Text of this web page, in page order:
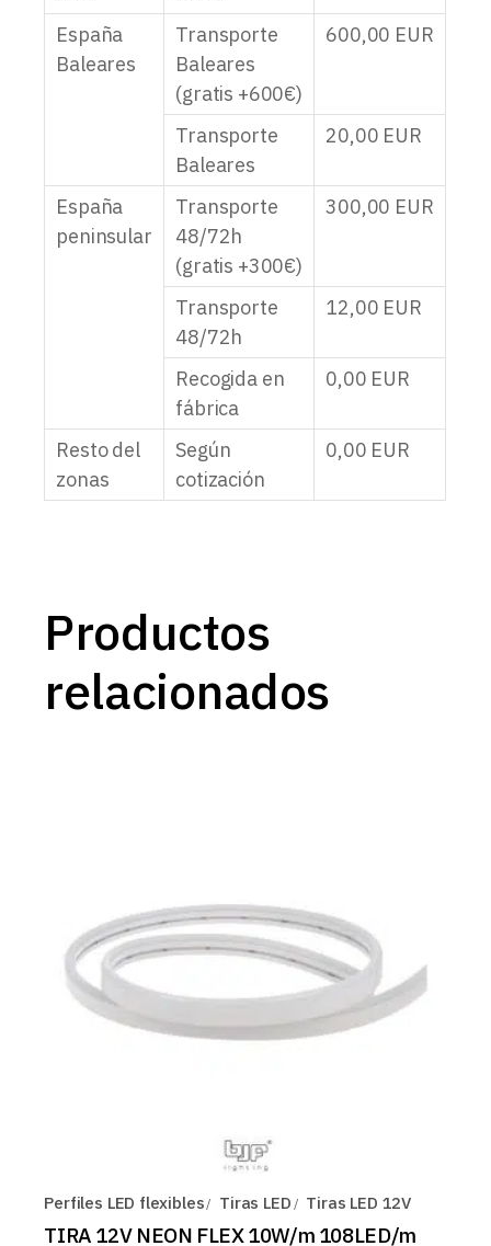
España
Baleares
Transporte
Baleares
(gratis +600€)
600,00 EUR
Transporte
Baleares
20,00 EUR
España
peninsular
Transporte
48/72h
(gratis +300€)
300,00 EUR
Transporte
48/72h
12,00 EUR
Recogida en
fábrica
0,00 EUR
Resto del
zonas
Según
cotización
0,00 EUR
Productos
relacionados
Perfiles LED flexibles Tiras LED Tiras LED 12V
TIRA 12V NEON FLEX 10W/m 108LED/m